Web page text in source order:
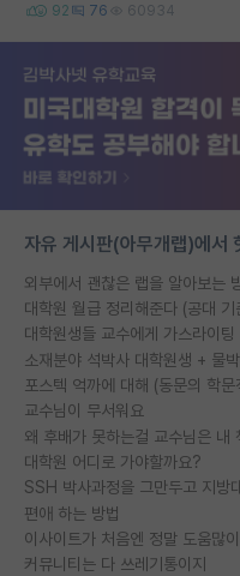
92 76 60934
자유 게시판(아무개랩)에서
외부에서 괜찮은 랩을 알아보는
대학원 월급 정리해준다 (공대 기
소재분야 석박사 대학원생 + 물
교수님이 무서워요
대학원 어디로 가야할까요?
편애 하는 방법
이사이트가 처음엔 정말 도움많이
커뮤니티는 다 쓰레기통이지